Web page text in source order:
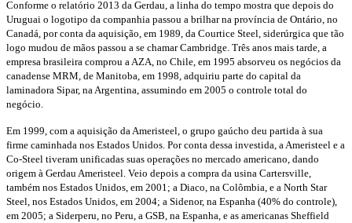
Conforme o relatório 2013 da Gerdau, a linha do tempo mostra que depois do
Uruguai o logotipo da companhia passou a brilhar na província de Ontário, no
Canadá, por conta da aquisição, em 1989, da Courtice Steel, siderúrgica que tão
logo mudou de mãos passou a se chamar Cambridge. Três anos mais tarde, a
empresa brasileira comprou a AZA, no Chile, em 1995 absorveu os negócios da
canadense MRM, de Manitoba, em 1998, adquiriu parte do capital da
laminadora Sipar, na Argentina, assumindo em 2005 o controle total do
negócio.
Em 1999, com a aquisição da Ameristeel, o grupo gaúcho deu partida à sua
firme caminhada nos Estados Unidos. Por conta dessa investida, a Ameristeel e a
Co-Steel tiveram unificadas suas operações no mercado americano, dando
origem à Gerdau Ameristeel. Veio depois a compra da usina Cartersville,
também nos Estados Unidos, em 2001; a Diaco, na Colômbia, e a North Star
Steel, nos Estados Unidos, em 2004; a Sidenor, na Espanha (40% do controle),
em 2005; a Siderperu, no Peru, a GSB, na Espanha, e as americanas Sheffield